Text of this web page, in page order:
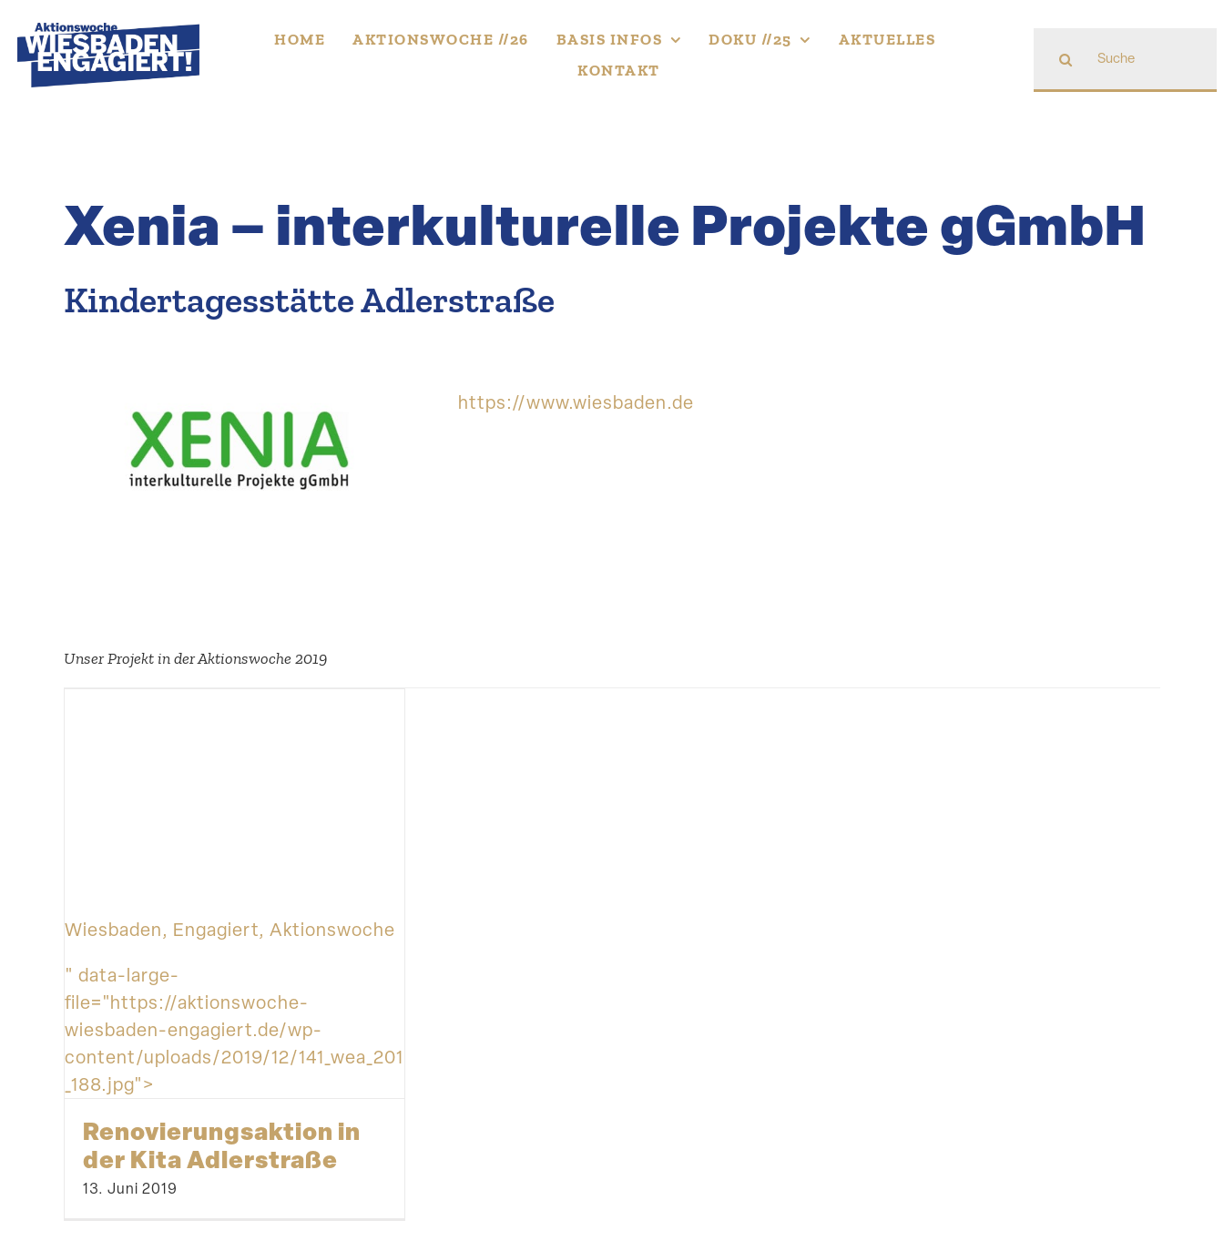
to
content
HOME AKTIONS­WOCHE //26 BASIS INFOS DOKU //25
AKTUELLES
KONTAKT
nach:
Xenia – inter­kul­tu­relle Projekte gGmbH
Kinder­ta­ges­stätte Adlerstraße
https://​www​.wiesbaden​.de
Unser Projekt in der Aktions­woche 2019
Wiesbaden, Engagiert, Aktionswoche
" data-large-
file="https://aktionswoche-
wiesbaden-engagiert.de/wp-
content/uploads/2019/12/141_wea_2019_Xenia_20190613_se-
_188.jpg">
Renovie­rungs­aktion in
der Kita Adlerstraße
13. Juni 2019